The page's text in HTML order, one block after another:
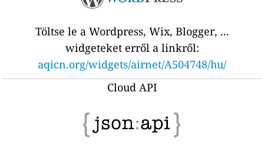
Töltse le a Wordpress, Wix, Blogger, ...
widgeteket erről a linkről:
aqicn.org/widgets/airnet/A504748/hu/
Cloud API